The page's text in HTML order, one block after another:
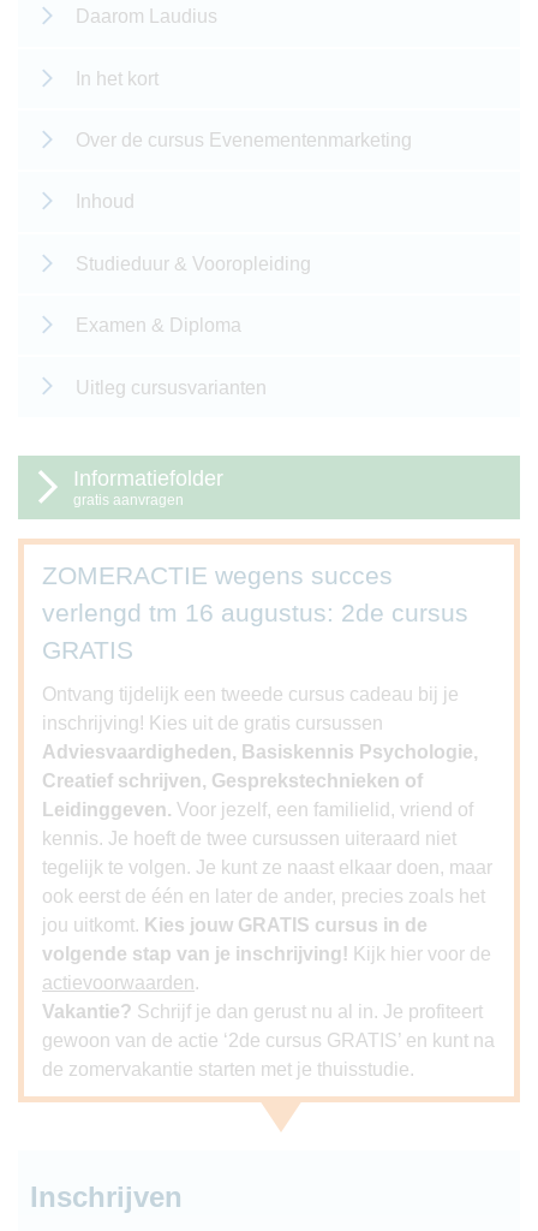
Daarom Laudius
In het kort
Over de cursus Evenementenmarketing
Inhoud
Studieduur & Vooropleiding
Examen & Diploma
Uitleg cursusvarianten
Informatiefolder
gratis aanvragen
ZOMERACTIE wegens succes
verlengd tm 16 augustus: 2de cursus
GRATIS
Ontvang tijdelijk een tweede cursus cadeau bij je
inschrijving! Kies uit de gratis cursussen
Adviesvaardigheden, Basiskennis Psychologie,
Creatief schrijven, Gesprekstechnieken of
Leidinggeven. Voor jezelf, een familielid, vriend of
kennis. Je hoeft de twee cursussen uiteraard niet
tegelijk te volgen. Je kunt ze naast elkaar doen, maar
ook eerst de één en later de ander, precies zoals het
jou uitkomt. Kies jouw GRATIS cursus in de
volgende stap van je inschrijving! Kijk hier voor de
actievoorwaarden.
Vakantie? Schrijf je dan gerust nu al in. Je profiteert
gewoon van de actie ‘2de cursus GRATIS’ en kunt na
de zomervakantie starten met je thuisstudie.
Inschrijven